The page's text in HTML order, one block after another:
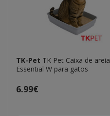
TK-Pet TK Pet Caixa de areia
Essential W para gatos
Preço
6.99€